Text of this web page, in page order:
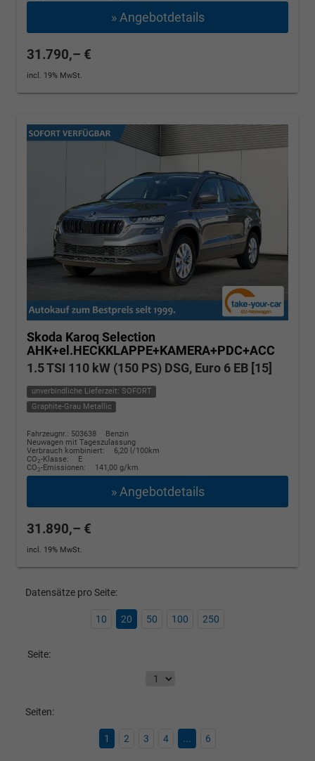
» Angebotdetails
31.790,– €
incl. 19% MwSt.
Skoda Karoq Selection
AHK+el.HECKKLAPPE+KAMERA+PDC+ACC
1.5 TSI 110 kW (150 PS) DSG, Euro 6 EB [15]
unverbindliche Lieferzeit: SOFORT
Graphite-Grau Metallic
Fahrzeugnr.: 503638
Benzin
Neuwagen mit Tageszulassung
Verbrauch kombiniert:
6,20 l/100km
CO2-Klasse:
E
CO2-Emissionen: 141,00 g/km
» Angebotdetails
31.890,– €
incl. 19% MwSt.
Datensätze pro Seite:
10 20 50 100 250
Seite:
Seiten:
1 2 3 4 ... 6